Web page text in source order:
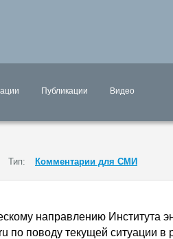
Публикации Видео
Тип: Комментарии для СМИ
направлению Института
поводу текущей ситуации в